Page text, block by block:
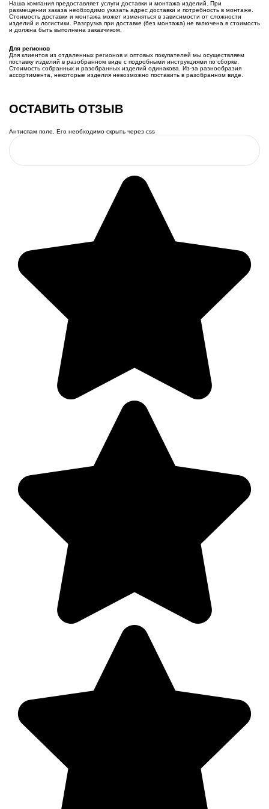
Наша компания предоставляет услуги доставки и монтажа изделий. При
размещении заказа необходимо указать адрес доставки и потребность в монтаже.
Стоимость доставки и монтажа может изменяться в зависимости от сложности
изделий и логистики. Разгрузка при доставке (без монтажа) не включена в стоимость
и должна быть выполнена заказчиком.
Для регионов
Для клиентов из отдаленных регионов и оптовых покупателей мы осуществляем
поставку изделий в разобранном виде с подробными инструкциями по сборке.
Стоимость собранных и разобранных изделий одинакова. Из-за разнообразия
ассортимента, некоторые изделия невозможно поставить в разобранном виде.
ОСТАВИТЬ ОТЗЫВ
Антиспам поле. Его необходимо скрыть через css